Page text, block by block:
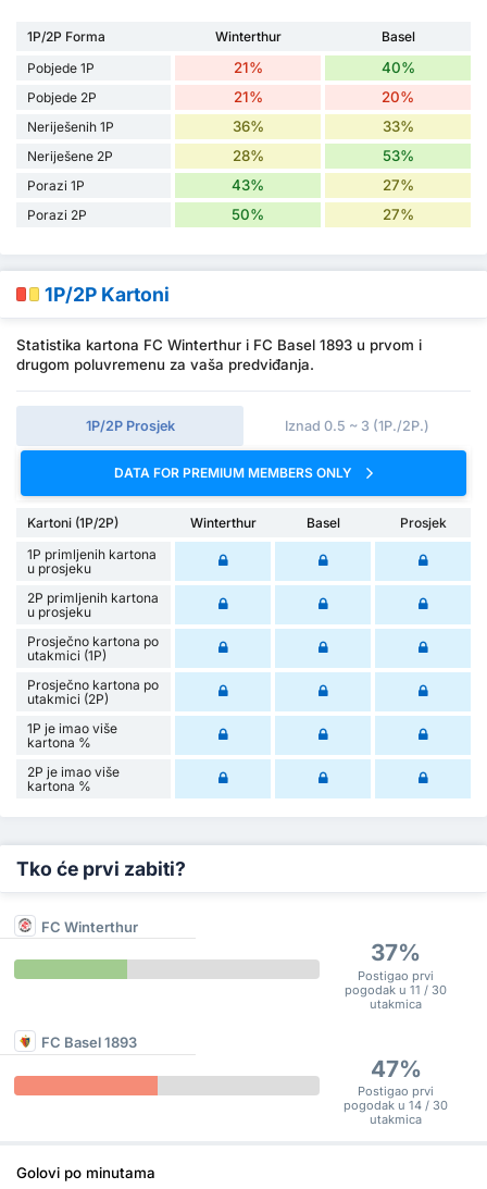
1P/2P Forma Winterthur
Basel
Pobjede 1P
21% 40%
Pobjede 2P 21% 20%
Neriješenih 1P 36% 33%
Neriješene 2P 28% 53%
Porazi 1P 43% 27%
Porazi 2P 50% 27%
1P/2P Kartoni
Statistika kartona FC Winterthur i FC Basel 1893 u prvom i
drugom poluvremenu za vaša predviđanja.
1P/2P Prosjek Iznad 0.5 ~ 3 (1P./2P.)
DATA FOR PREMIUM MEMBERS ONLY
Kartoni (1P/2P) Winterthur Basel
Prosjek
1P primljenih kartona
u prosjeku
2P primljenih kartona
u prosjeku
Prosječno kartona po
utakmici (1P)
Prosječno kartona po
utakmici (2P)
1P je imao više
kartona %
2P je imao više
kartona %
Tko će prvi zabiti?
FC Winterthur
37%
Postigao prvi
pogodak u 11 / 30
utakmica
FC Basel 1893
47%
Postigao prvi
pogodak u 14 / 30
utakmica
Golovi po minutama